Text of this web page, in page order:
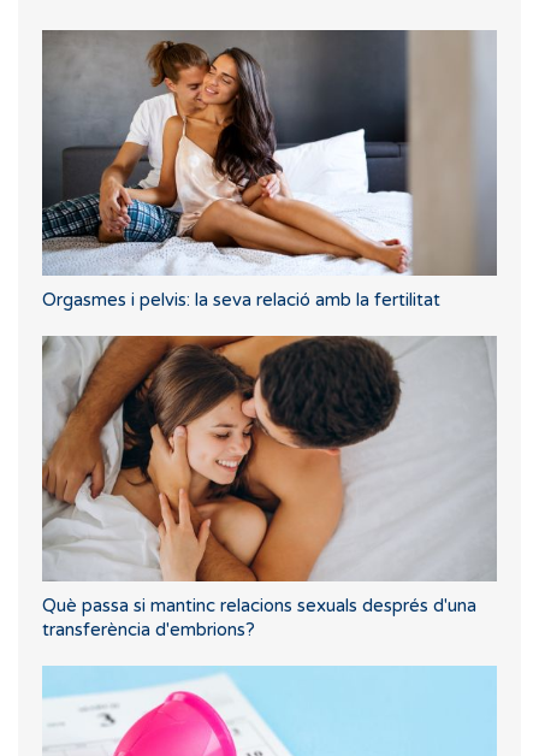
Orgasmes i pelvis: la seva relació amb la fertilitat
Què passa si mantinc relacions sexuals després d'una
transferència d'embrions?